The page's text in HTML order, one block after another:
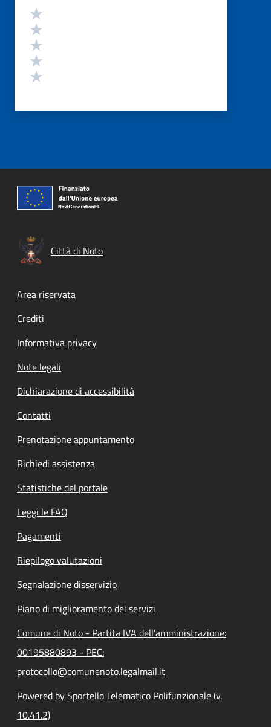
Valutazione
Città di Noto
Footer menu
Area riservata
Crediti
Informativa privacy
Note legali
Dichiarazione di accessibilità
Contatti
Prenotazione appuntamento
Richiedi assistenza
Statistiche del portale
Leggi le FAQ
Pagamenti
Riepilogo valutazioni
Segnalazione disservizio
Piano di miglioramento dei servizi
Comune di Noto - Partita IVA dell'amministrazione:
00195880893 - PEC:
protocollo@comunenoto.legalmail.it
Powered by Sportello Telematico Polifunzionale (v.
10.41.2)